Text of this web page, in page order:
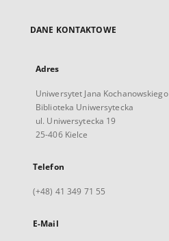
DANE KONTAKTOWE
Adres
Uniwersytet Jana Kochanowskiego
Biblioteka Uniwersytecka
ul. Uniwersytecka 19
25-406 Kielce
Telefon
(+48) 41 349 71 55
E-Mail